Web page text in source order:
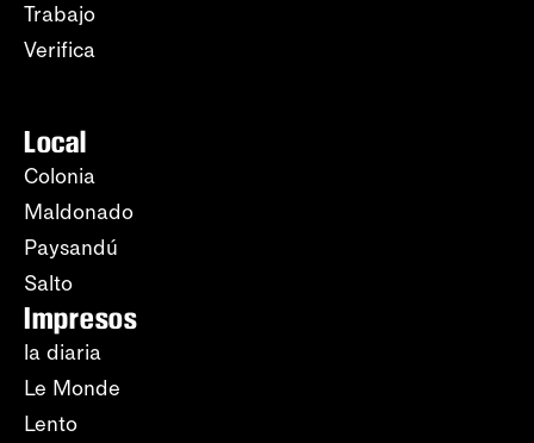
Trabajo
Verifica
Local
Colonia
Maldonado
Paysandú
Salto
Impresos
la diaria
Le Monde
Lento